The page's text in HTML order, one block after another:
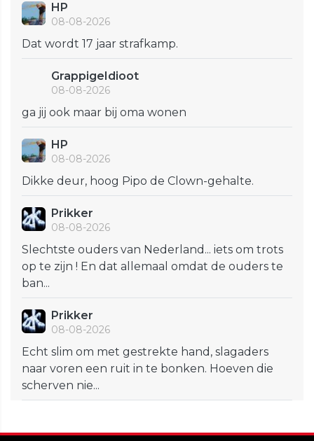
HP
08-08-2026
Dat wordt 17 jaar strafkamp.
GrappigeIdioot
08-08-2026
ga jij ook maar bij oma wonen
HP
08-08-2026
Dikke deur, hoog Pipo de Clown-gehalte.
Prikker
08-08-2026
Slechtste ouders van Nederland... iets om trots
op te zijn ! En dat allemaal omdat de ouders te
ban...
Prikker
08-08-2026
Echt slim om met gestrekte hand, slagaders
naar voren een ruit in te bonken. Hoeven die
scherven nie...